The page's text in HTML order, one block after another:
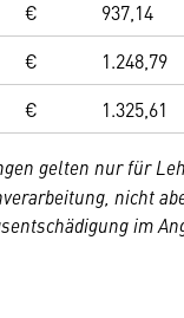
€
937,14
€
1.248,79
€ 1.325,61
gelten nur für
nicht
im